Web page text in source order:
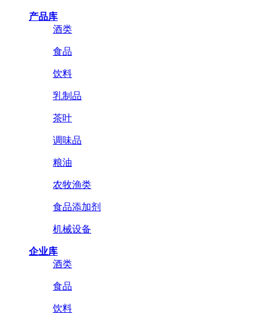
产品库
酒类
食品
饮料
乳制品
茶叶
调味品
粮油
农牧渔类
食品添加剂
机械设备
企业库
酒类
食品
饮料